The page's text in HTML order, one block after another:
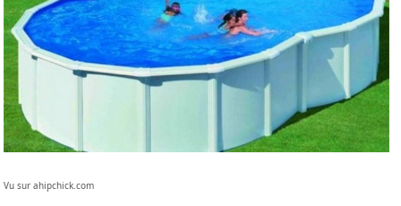
Vu sur ahipchick.com